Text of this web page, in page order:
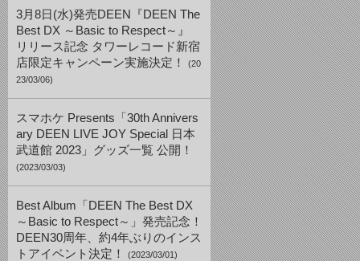
3月8日(水)発売DEEN『DEEN The
Best DX ～Basic to Respect～』
リリース記念 タワーレコード新宿
店限定キャンペーン実施決定！
(20
23/03/06)
スマホケ Presents「30th Annivers
ary DEEN LIVE JOY Special 日本
武道館 2023」グッズ一覧 公開！
(2023/03/03)
Best Album「DEEN The Best DX
～Basic to Respect～」発売記念！
DEEN30周年、約4年ぶりのインス
トアイベント決定！
(2023/03/01)